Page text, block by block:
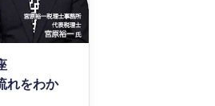
れをわか